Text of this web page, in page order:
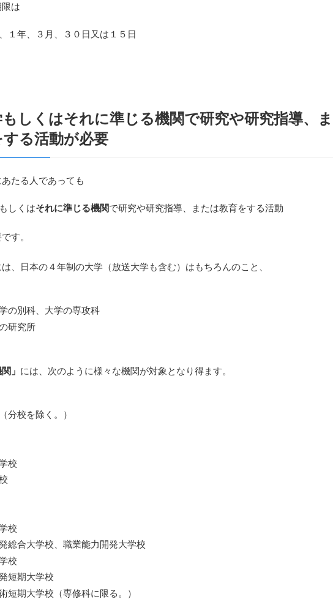
は
１年、３月、３０日又は１５日
もしくはそれに準じる機関で研究や研究指導、ま
る活動が必要
たる人であっても
もしくはそれに準じる機関で研究や研究指導、または教育をする活動
す。
は、日本の４年制の大学（放送大学も含む）はもちろんのこと、
の別科、大学の専攻科
研究所
」 には、次のように様々な機関が対象となり得ます。
分校を除く。）
校
校
総合大学校、職業能力開発大学校
校
短期大学校
短期大学校（専修科に限る。）